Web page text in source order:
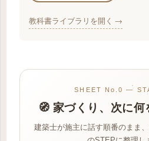
教科書ライブラリを開く →
SHEET No.0 —
🧭 家づくり、次に何
建築士が施主に話す順番のまま